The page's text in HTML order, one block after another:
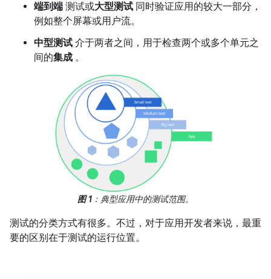
端到端 测试或大型测试 同时验证应用的较大一部分，
例如整个屏幕或用户流。
中型测试 介于两者之间，用于检查两个或多个单元之
间的集成 。
图 1 ：典型应用中的测试范围。
测试的分类方式有很多。不过，对于应用开发者来说，最重
要的区别在于测试的运行位置。